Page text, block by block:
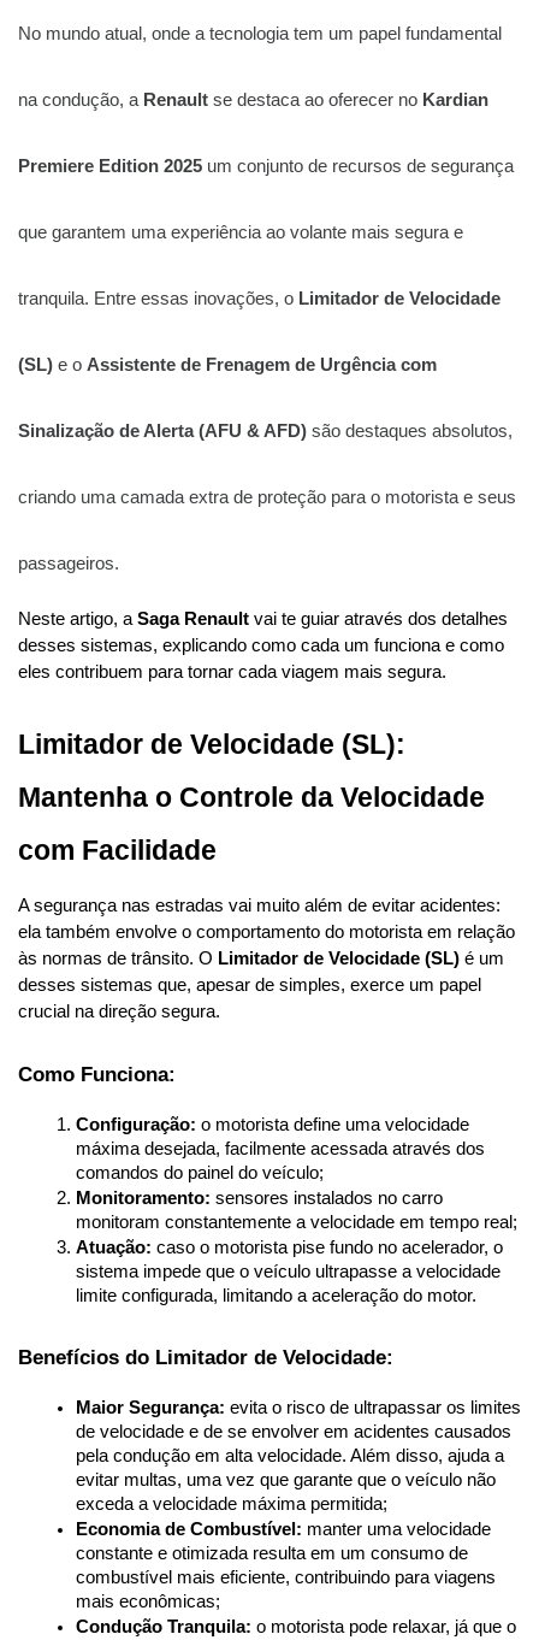
No mundo atual, onde a tecnologia tem um papel fundamental
na condução, a Renault se destaca ao oferecer no Kardian
Premiere Edition 2025 um conjunto de recursos de segurança
que garantem uma experiência ao volante mais segura e
tranquila. Entre essas inovações, o Limitador de Velocidade
(SL) e o Assistente de Frenagem de Urgência com
Sinalização de Alerta (AFU & AFD) são destaques absolutos,
criando uma camada extra de proteção para o motorista e seus
passageiros.
Neste artigo, a Saga Renault vai te guiar através dos detalhes
desses sistemas, explicando como cada um funciona e como
eles contribuem para tornar cada viagem mais segura.
Limitador de Velocidade (SL):
Mantenha o Controle da Velocidade
com Facilidade
A segurança nas estradas vai muito além de evitar acidentes:
ela também envolve o comportamento do motorista em relação
às normas de trânsito. O Limitador de Velocidade (SL) é um
desses sistemas que, apesar de simples, exerce um papel
crucial na direção segura.
Como Funciona:
Configuração: o motorista define uma velocidade
máxima desejada, facilmente acessada através dos
comandos do painel do veículo;
Monitoramento: sensores instalados no carro
monitoram constantemente a velocidade em tempo real;
Atuação: caso o motorista pise fundo no acelerador, o
sistema impede que o veículo ultrapasse a velocidade
limite configurada, limitando a aceleração do motor.
Benefícios do Limitador de Velocidade:
Maior Segurança: evita o risco de ultrapassar os limites
de velocidade e de se envolver em acidentes causados
pela condução em alta velocidade. Além disso, ajuda a
evitar multas, uma vez que garante que o veículo não
exceda a velocidade máxima permitida;
Economia de Combustível: manter uma velocidade
constante e otimizada resulta em um consumo de
combustível mais eficiente, contribuindo para viagens
mais econômicas;
Condução Tranquila: o motorista pode relaxar, já que o